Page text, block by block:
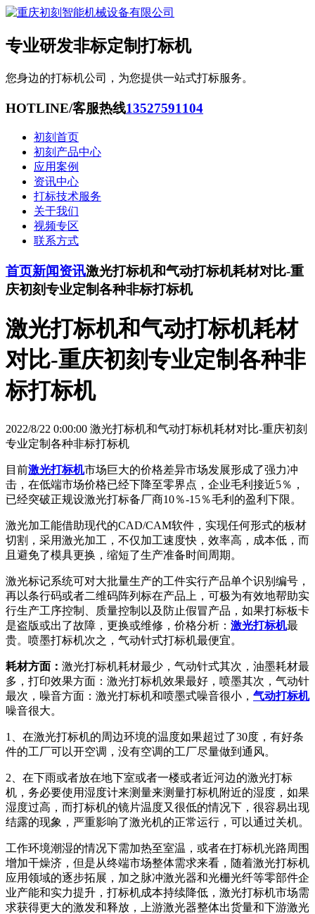
专业研发非标定制打标机
您身边的打标机公司，为您提供一站式打标服务。
HOTLINE/客服热线13527591104
初刻首页
初刻产品中心
应用案例
资讯中心
打标技术服务
关于我们
视频专区
联系方式
首页新闻资讯激光打标机和气动打标机耗材对比-重
庆初刻专业定制各种非标打标机
激光打标机和气动打标机耗材
对比-重庆初刻专业定制各种非
标打标机
2022/8/22 0:00:00 激光打标机和气动打标机耗材对比-重庆初刻
专业定制各种非标打标机
目前激光打标机市场巨大的价格差异市场发展形成了强力冲
击，在低端市场价格已经下降至零界点，企业毛利接近5％，
已经突破正规设激光打标备厂商10％-15％毛利的盈利下限。
激光加工能借助现代的CAD/CAM软件，实现任何形式的板材
切割，采用激光加工，不仅加工速度快，效率高，成本低，而
且避免了模具更换，缩短了生产准备时间周期。
激光标记系统可对大批量生产的工件实行产品单个识别编号，
再以条行码或者二维码阵列标在产品上，可极为有效地帮助实
行生产工序控制、质量控制以及防止假冒产品，如果打标板卡
是盗版或出了故障，更换或维修，价格分析： 激光打标机最
贵。喷墨打标机次之，气动针式打标机最便宜。
耗材方面： 激光打标机耗材最少，气动针式其次，油墨耗材最
多，打印效果方面：激光打标机效果最好，喷墨其次，气动针
最次，噪音方面：激光打标机和喷墨式噪音很小， 气动打标机
噪音很大。
1、在激光打标机的周边环境的温度如果超过了30度，有好条
件的工厂可以开空调，没有空调的工厂尽量做到通风。
2、在下雨或者放在地下室或者一楼或者近河边的激光打标
机，务必要使用湿度计来测量来测量打标机附近的湿度，如果
湿度过高，而打标机的镜片温度又很低的情况下，很容易出现
结露的现象，严重影响了激光机的正常运行，可以通过关机。
工作环境潮湿的情况下需加热至室温，或者在打标机光路周围
增加干燥济，但是从终端市场整体需求来看，随着激光打标机
应用领域的逐步拓展，加之脉冲激光器和光栅光纤等零部件企
业产能和实力提升，打标机成本持续降低，激光打标机市场需
求获得更大的激发和释放，上游激光器整体出货量和下游激光